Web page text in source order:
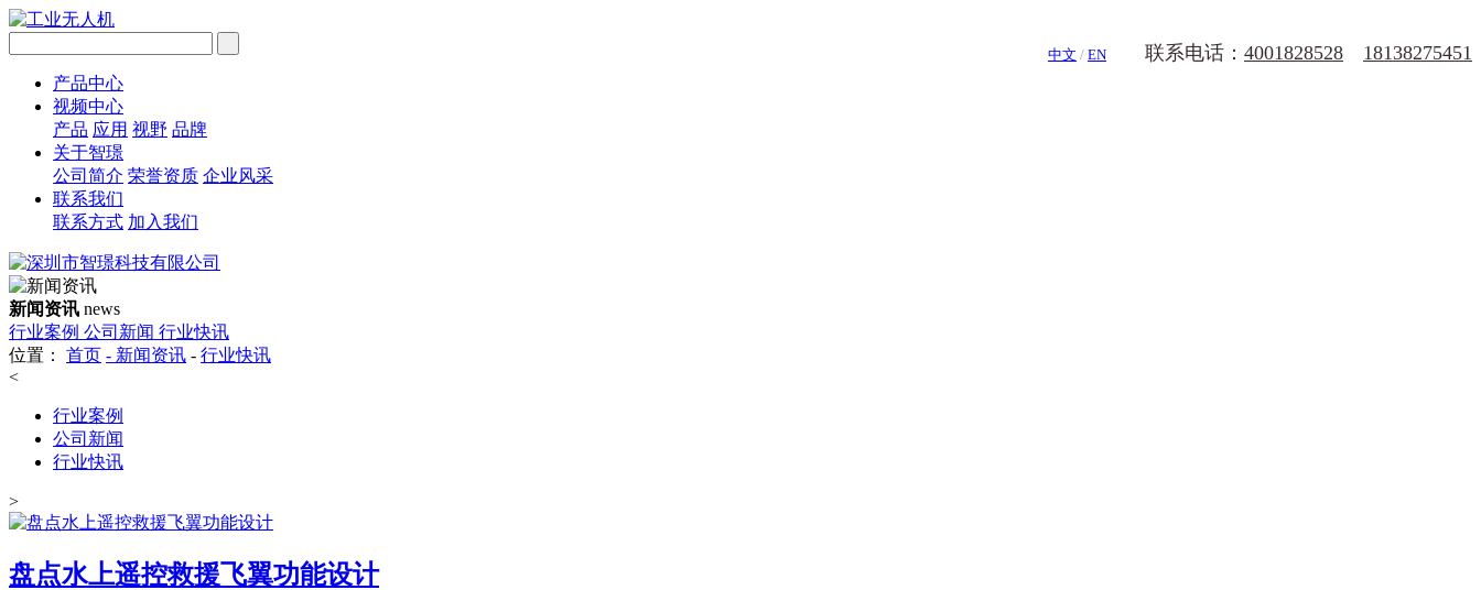
中文 / EN 联系电话： 4001828528 18138275451
产品中心
视频中心
产品 应用 视野 品牌
关于智璟
公司简介 荣誉资质 企业风采
联系我们
联系方式 加入我们
新闻资讯 news
行业案例 公司新闻 行业快讯
位置：
首页 - 新闻资讯 - 行业快讯
<
行业案例
公司新闻
行业快讯
>
盘点水上遥控救援飞翼功能设计